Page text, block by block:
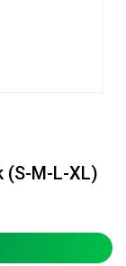
(S-M-L-XL)